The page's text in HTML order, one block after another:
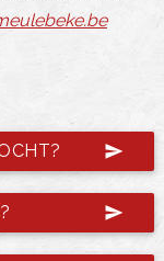
send
send